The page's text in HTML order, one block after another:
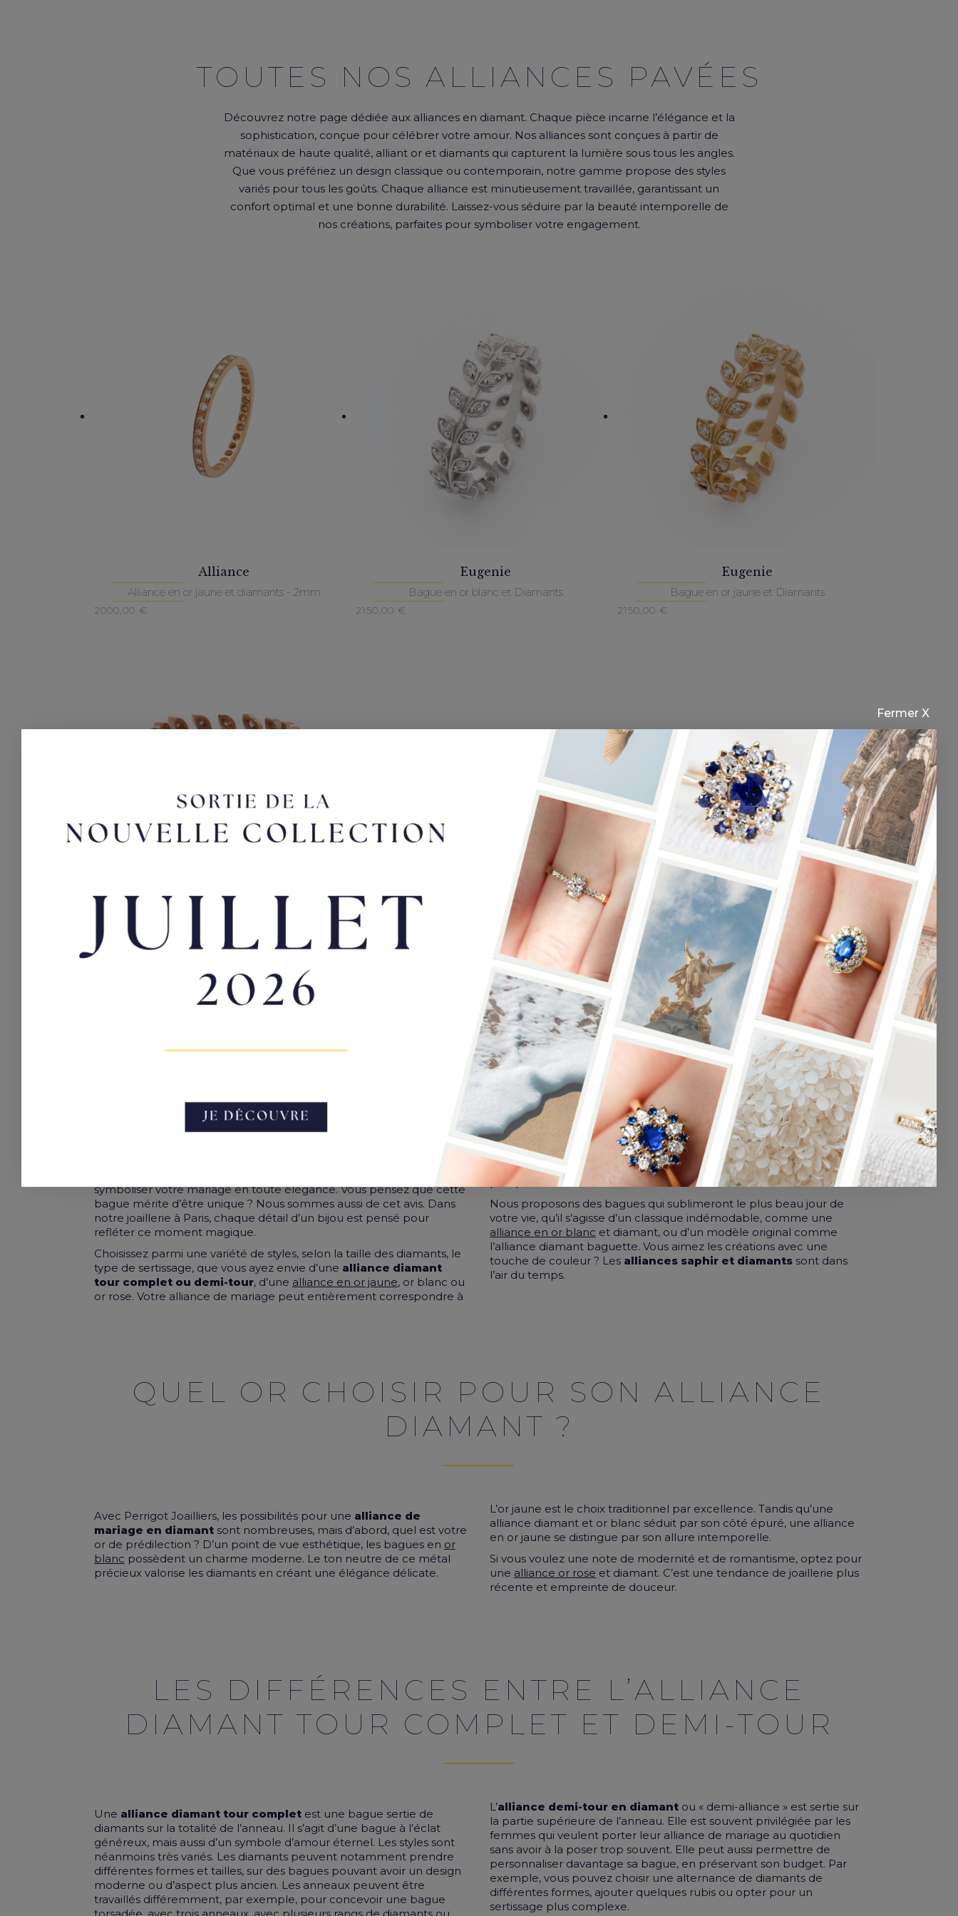
TOUTES NOS ALLIANCES PAVÉES
Découvrez notre page dédiée aux alliances en diamant. Chaque pièce incarne l’élégance et la
sophistication, conçue pour célébrer votre amour. Nos alliances sont conçues à partir de
matériaux de haute qualité, alliant or et diamants qui capturent la lumière sous tous les angles.
Que vous préfériez un design classique ou contemporain, notre gamme propose des styles
variés pour tous les goûts. Chaque alliance est minutieusement travaillée, garantissant un
confort optimal et une bonne durabilité. Laissez-vous séduire par la beauté intemporelle de
nos créations, parfaites pour symboliser votre engagement.
Alliance
Alliance en or jaune et diamants - 2mm
2000,00 €
Eugenie
Bague en or blanc et Diamants
2150,00 €
Eugenie
Bague en or jaune et Diamants
2150,00 €
Eugenie
2150,00€
TROUVEZ VOTRE ALLIANCE EN DIAMANT
POUR FEMME À PARIS
symboliser votre mariage en toute élégance. Vous pensez que cette
bague mérite d’être unique ? Nous sommes aussi de cet avis. Dans
notre joaillerie à Paris, chaque détail d’un bijou est pensé pour
refléter ce moment magique.
Choisissez parmi une variété de styles, selon la taille des diamants, le
type de sertissage, que vous ayez envie d’une alliance diamant
tour complet ou demi-tour, d’une alliance en or jaune, or blanc ou
or rose. Votre alliance de mariage peut entièrement correspondre à
vos goûts et songez qu’une gravure peut rendre votre bijou encore
plus précieux.
Nous proposons des bagues qui sublimeront le plus beau jour de
votre vie, qu’il s’agisse d’un classique indémodable, comme une
alliance en or blanc et diamant, ou d’un modèle original comme
l’alliance diamant baguette. Vous aimez les créations avec une
touche de couleur ? Les alliances saphir et diamants sont dans
l’air du temps.
QUEL OR CHOISIR POUR SON ALLIANCE
DIAMANT ?
Avec Perrigot Joailliers, les possibilités pour une alliance de
mariage en diamant sont nombreuses, mais d’abord, quel est votre
or de prédilection ? D’un point de vue esthétique, les bagues en or
blanc possèdent un charme moderne. Le ton neutre de ce métal
précieux valorise les diamants en créant une élégance délicate.
L’or jaune est le choix traditionnel par excellence. Tandis qu’une
alliance diamant et or blanc séduit par son côté épuré, une alliance
en or jaune se distingue par son allure intemporelle.
Si vous voulez une note de modernité et de romantisme, optez pour
une alliance or rose et diamant. C’est une tendance de joaillerie plus
récente et empreinte de douceur.
LES DIFFÉRENCES ENTRE L’ALLIANCE
DIAMANT TOUR COMPLET ET DEMI-TOUR
Une alliance diamant tour complet est une bague sertie de
diamants sur la totalité de l’anneau. Il s’agit d’une bague à l’éclat
généreux, mais aussi d’un symbole d’amour éternel. Les styles sont
néanmoins très variés. Les diamants peuvent notamment prendre
différentes formes et tailles, sur des bagues pouvant avoir un design
moderne ou d’aspect plus ancien. Les anneaux peuvent être
travaillés différemment, par exemple, pour concevoir une bague
L’alliance demi-tour en diamant ou « demi-alliance » est sertie sur
la partie supérieure de l’anneau. Elle est souvent privilégiée par les
femmes qui veulent porter leur alliance de mariage au quotidien
sans avoir à la poser trop souvent. Elle peut aussi permettre de
personnaliser davantage sa bague, en préservant son budget. Par
exemple, vous pouvez choisir une alternance de diamants de
différentes formes, ajouter quelques rubis ou opter pour un
sertissage plus complexe.
Fermer X